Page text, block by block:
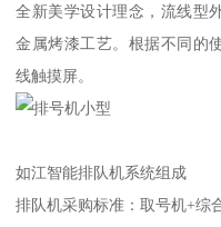
全新美学设计理念，流线型
金属烤漆工艺。根据不同的
线触摸屏。
如江智能排队机系统组成
排队机采购标准：取号机+综